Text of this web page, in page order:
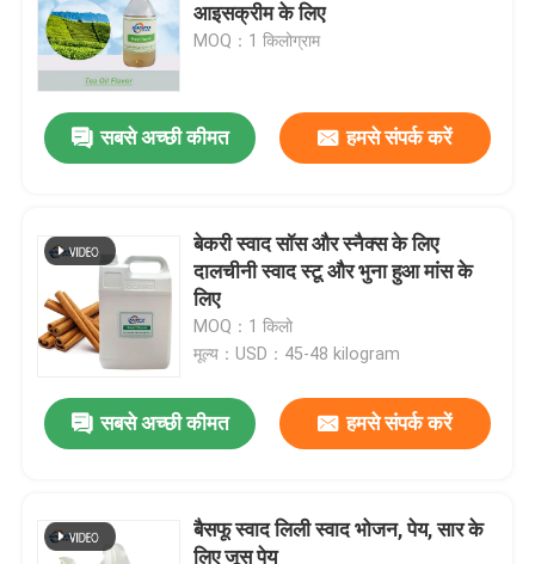
आइसक्रीम के लिए
MOQ：1 किलोग्राम
सबसे अच्छी कीमत हमसे संपर्क करें
बेकरी स्वाद सॉस और स्नैक्स के लिए
दालचीनी स्वाद स्टू और भुना हुआ मांस के
लिए
MOQ：1 किलो
मूल्य：USD：45-48 kilogram
सबसे अच्छी कीमत हमसे संपर्क करें
बैसफू स्वाद लिली स्वाद भोजन, पेय, सार के
लिए जूस पेय